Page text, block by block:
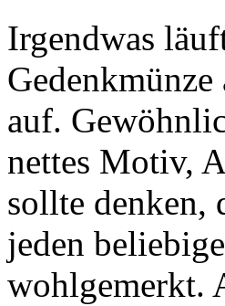
Irgendwas
auf.
nettes Motiv,
sollte denken,
jeden
wohlgemerkt.